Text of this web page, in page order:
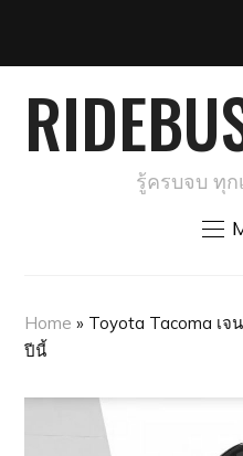
รู้ครบจบ ทุก
Home » Toyota Tacoma เจ
ปีนี้